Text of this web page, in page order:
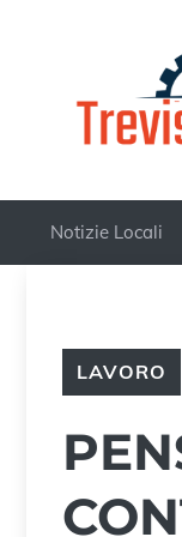
Notizie Locali
LAVORO